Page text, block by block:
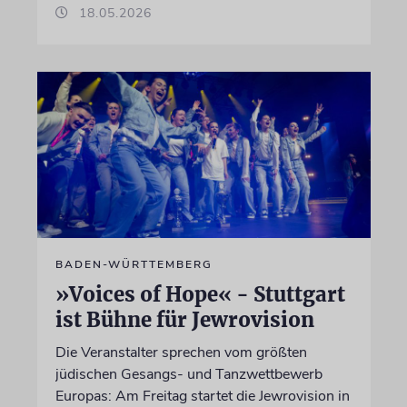
18.05.2026
BADEN-WÜRTTEMBERG
»Voices of Hope« - Stuttgart
ist Bühne für Jewrovision
Die Veranstalter sprechen vom größten
jüdischen Gesangs- und Tanzwettbewerb
Europas: Am Freitag startet die Jewrovision in